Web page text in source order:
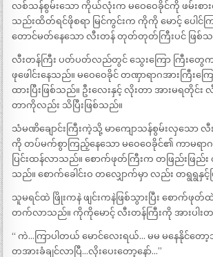
လစ်သန်စွမ်းသော ကိုယ်လုံးက မဝေဝေခိုင်ကို ဖမ်းစ
သည်းထိတ်ရင်ဖိုစရာ မြင်ကွင်းက ကိုကို မောင့် ပေါ
တောင်မတ်နေသော လီးတန် တုတ်တုတ်ကြီးပင် ဖြစ်
လီးတန်ကြီး ပတ်ပတ်လည်တွင် သွေးကြော ကြီးတွေက
ဖုဖေါင်းနေသည်။ မဝေဝေခိုင် တဏှာရာဂအားကြီးက
ထားပြီးဖြစ်သည်။ ဦးလေးနှင့် လိုးတာ အားမရတိုင်း
တာကိုလည်း သိပြီးဖြစ်သည်။
သံမဏိချောင်းကြီးကဲ့သို့ မာကျောသန်စွမ်းလှသော
ကို တပ်မက်စွာကြည့်နေသော မဝေဝေခိုင်၏ ကာမရာ
ပြင်းထန်လာသည်။ စောက်ဖုတ်ကြီးက တဖြည်းဖြည်း
သည်။ စောက်ခေါင်းဝ တလျှောက်မှာ လည်း တရွရွနှ
သူမရင်ထဲ ဖြိုးကနဲ ဖျင်းကနဲဖြစ်သွားပြီး စောက်ဖု
တက်လာသည်။ ကိုကိုမောင့် လီးတန်ကြီးကို အားပါ
“ ကဲ…ကြာပါတယ် မောင်လေးရယ်… မမ မနေနိုင်တော့
တအားခံချင်လာပြီ…လိုးပေးတော့နော်…”